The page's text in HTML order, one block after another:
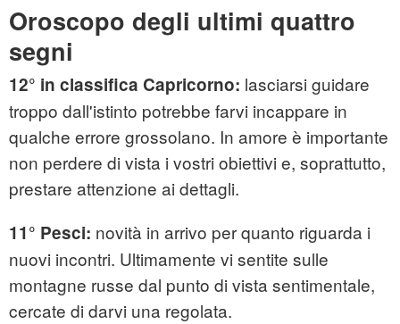
Oroscopo degli ultimi quattro
segni
12° in classifica Capricorno: lasciarsi guidare
troppo dall'istinto potrebbe farvi incappare in
qualche errore grossolano. In amore è importante
non perdere di vista i vostri obiettivi e, soprattutto,
prestare attenzione ai dettagli.
11° Pesci: novità in arrivo per quanto riguarda i
nuovi incontri. Ultimamente vi sentite sulle
montagne russe dal punto di vista sentimentale,
cercate di darvi una regolata.